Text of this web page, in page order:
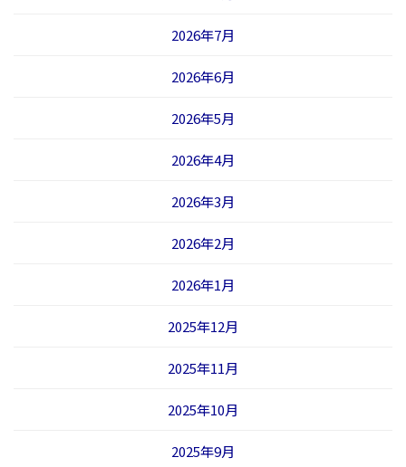
2026年7月
2026年6月
2026年5月
2026年4月
2026年3月
2026年2月
2026年1月
2025年12月
2025年11月
2025年10月
2025年9月